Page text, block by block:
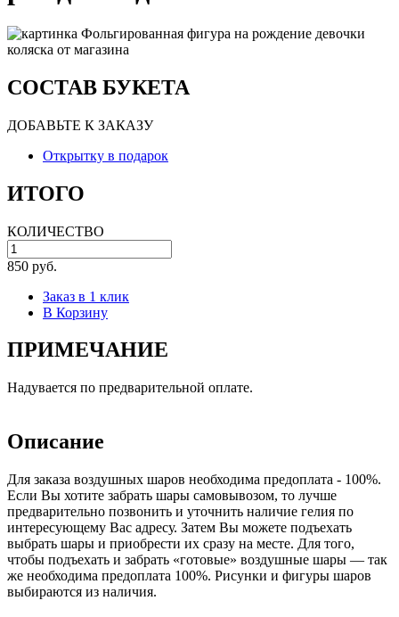
СОСТАВ БУКЕТА
ДОБАВЬТЕ К ЗАКАЗУ
Открытку в подарок
ИТОГО
КОЛИЧЕСТВО
850 руб.
Заказ в 1 клик
В Корзину
ПРИМЕЧАНИЕ
Надувается по предварительной оплате.
Описание
Для заказа воздушных шаров необходима предоплата - 100%.
Если Вы хотите забрать шары самовывозом, то лучше
предварительно позвонить и уточнить наличие гелия по
интересующему Вас адресу. Затем Вы можете подъехать
выбрать шары и приобрести их сразу на месте. Для того,
чтобы подъехать и забрать «готовые» воздушные шары — так
же необходима предоплата 100%. Рисунки и фигуры шаров
выбираются из наличия.